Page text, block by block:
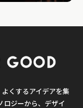
くするアイデアを集
ロジーから、デザイ